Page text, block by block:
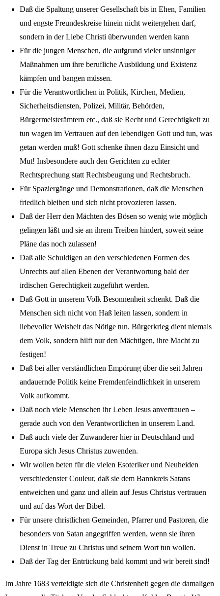
Daß die Spaltung unserer Gesellschaft bis in Ehen, Familien
und engste Freundeskreise hinein nicht weitergehen darf,
sondern in der Liebe Christi überwunden werden kann
Für die jungen Menschen, die aufgrund vieler unsinniger
Maßnahmen um ihre berufliche Ausbildung und Existenz
kämpfen und bangen müssen.
Für die Verantwortlichen in Politik, Kirchen, Medien,
Sicherheitsdiensten, Polizei, Militär, Behörden,
Bürgermeisterämtern etc., daß sie Recht und Gerechtigkeit zu
tun wagen im Vertrauen auf den lebendigen Gott und tun, was
getan werden muß! Gott schenke ihnen dazu Einsicht und
Mut! Insbesondere auch den Gerichten zu echter
Rechtsprechung statt Rechtsbeugung und Rechtsbruch.
Für Spaziergänge und Demonstrationen, daß die Menschen
friedlich bleiben und sich nicht provozieren lassen.
Daß der Herr den Mächten des Bösen so wenig wie möglich
gelingen läßt und sie an ihrem Treiben hindert, soweit seine
Pläne das noch zulassen!
Daß alle Schuldigen an den verschiedenen Formen des
Unrechts auf allen Ebenen der Verantwortung bald der
irdischen Gerechtigkeit zugeführt werden.
Daß Gott in unserem Volk Besonnenheit schenkt. Daß die
Menschen sich nicht von Haß leiten lassen, sondern in
liebevoller Weisheit das Nötige tun. Bürgerkrieg dient niemals
dem Volk, sondern hilft nur den Mächtigen, ihre Macht zu
festigen!
Daß bei aller verständlichen Empörung über die seit Jahren
andauernde Politik keine Fremdenfeindlichkeit in unserem
Volk aufkommt.
Daß noch viele Menschen ihr Leben Jesus anvertrauen –
gerade auch von den Verantwortlichen in unserem Land.
Daß auch viele der Zuwanderer hier in Deutschland und
Europa sich Jesus Christus zuwenden.
Wir wollen beten für die vielen Esoteriker und Neuheiden
verschiedenster Couleur, daß sie dem Bannkreis Satans
entweichen und ganz und allein auf Jesus Christus vertrauen
und auf das Wort der Bibel.
Für unsere christlichen Gemeinden, Pfarrer und Pastoren, die
besonders von Satan angegriffen werden, wenn sie ihren
Dienst in Treue zu Christus und seinem Wort tun wollen.
Daß der Tag der Entrückung bald kommt und wir bereit sind!
Im Jahre 1683 verteidigte sich die Christenheit gegen die damaligen